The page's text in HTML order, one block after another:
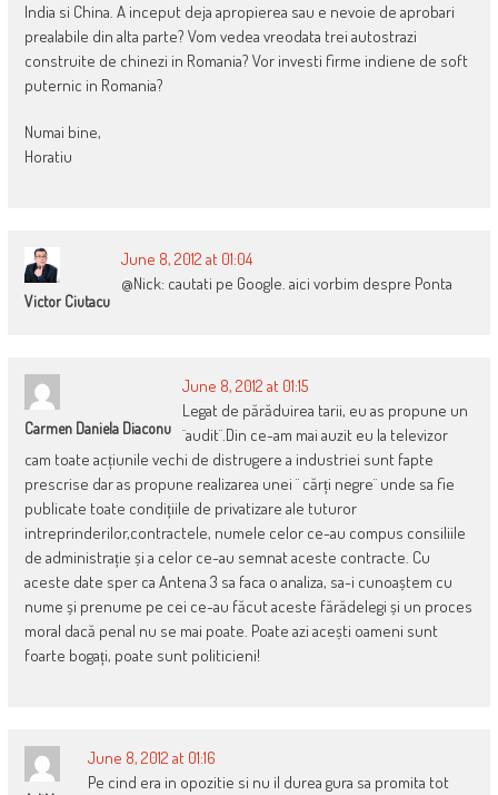
India si China. A inceput deja apropierea sau e nevoie de aprobari
prealabile din alta parte? Vom vedea vreodata trei autostrazi
construite de chinezi in Romania? Vor investi firme indiene de soft
puternic in Romania?
Numai bine,
Horatiu
Victor Ciutacu
June 8, 2012 at 01:04
@Nick: cautati pe Google. aici vorbim despre Ponta
Carmen Daniela Diaconu
June 8, 2012 at 01:15
Legat de părăduirea tarii, eu as propune un
¨audit¨.Din ce-am mai auzit eu la televizor
cam toate acțiunile vechi de distrugere a industriei sunt fapte
prescrise dar as propune realizarea unei ¨ cărți negre¨ unde sa fie
publicate toate condițiile de privatizare ale tuturor
intreprinderilor,contractele, numele celor ce-au compus consiliile
de administrație și a celor ce-au semnat aceste contracte. Cu
aceste date sper ca Antena 3 sa faca o analiza, sa-i cunoaștem cu
nume și prenume pe cei ce-au făcut aceste fărădelegi și un proces
moral dacă penal nu se mai poate. Poate azi acești oameni sunt
foarte bogați, poate sunt politicieni!
June 8, 2012 at 01:16
Pe cind era in opozitie si nu il durea gura sa promita tot